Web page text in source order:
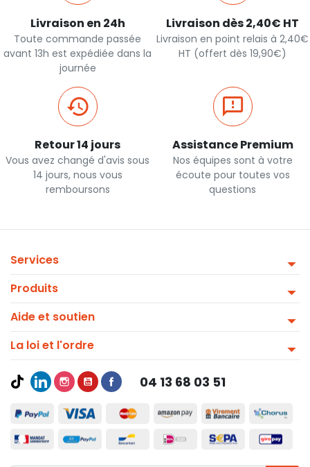
Livraison en 24h
Toute commande passée
avant 13h est expédiée dans la
journée
Livraison dès 2,40€ HT
Livraison en point relais à 2,40€
HT (offert dès 19,90€)
Retour 14 jours
Vous avez changé d'avis sous
14 jours, nous vous
remboursons
Assistance Premium
Nos équipes sont à votre
écoute pour toutes vos
questions
Services
Produits
Aide et soutien
La loi et l'ordre
04 13 68 03 51